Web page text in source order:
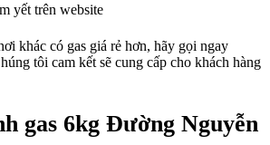
yết trên website
khác có gas giá rẻ hơn, hãy gọi ngay
tôi cam kết sẽ cung cấp cho khách hàng
gas 6kg Đường Nguyễn